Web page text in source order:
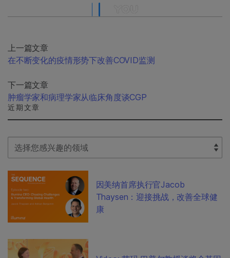
上一篇文章
在不断变化的疫情形势下改善COVID监测
下一篇文章
肿瘤学家和病理学家从临床角度谈CGP
近期文章
Select Filter
因美纳首席执行官Jacob
Thaysen：迎接挑战，改善全球健
康